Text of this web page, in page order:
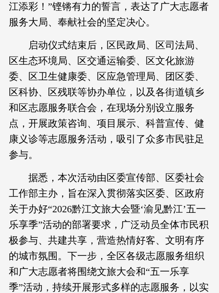
江添彩！”铿锵有力的誓言，表达了广大志愿者
服务大局、奉献社会的坚定决心。
启动仪式结束后，区民政局、区司法局、
区生态环境局、区交通运输委、区文化旅游
委、区卫生健康委、区应急管理局、团区委、
区科协、区残联等协办单位，以及各街道镇乡
和区志愿服务联合会，在现场分别设立服务
点，开展政策咨询、项目展示、科普宣传、健
康义诊等志愿服务活动，吸引了众多市民驻足
参与。
据悉，本次活动由区委宣传部、区委社会
工作部主办，旨在深入贯彻落实区委、区政府
关于办好“2026黔江文旅大会暨‘渝见黔江’五一
乐享季”活动的部署要求，广泛动员全体市民积
极参与、共建共享，营造热情好客、文明有序
的城市氛围。下一步，全区各级志愿服务组织
和广大志愿者将围绕文旅大会和“五一乐享
季”活动，持续开展形式多样的志愿服务，以实